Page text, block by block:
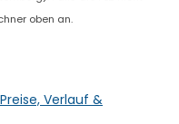
oben an.
Verlauf &